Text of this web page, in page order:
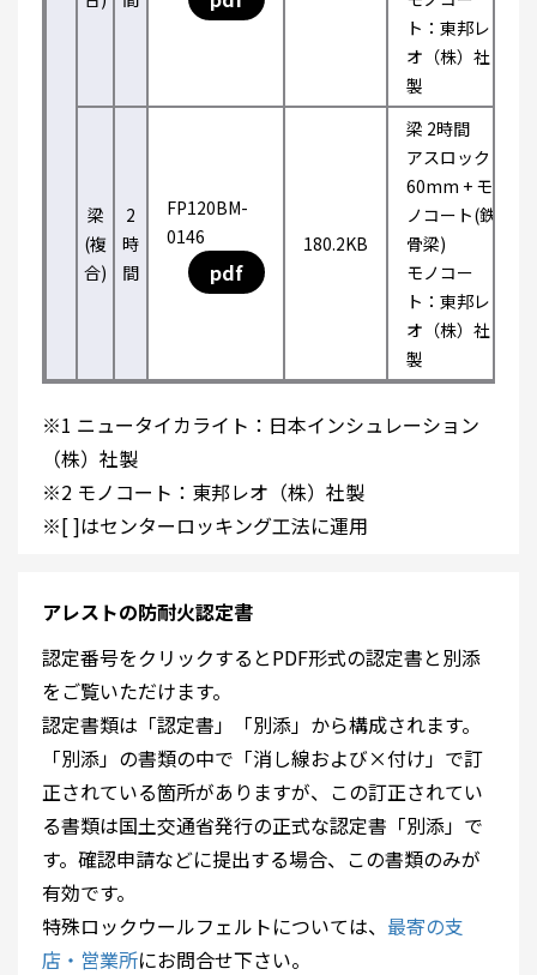
ト：東邦レ
オ（株）社
製
梁
(複
合)
2
時
間
FP120BM-
0146
pdf
180.2KB
梁 2時間
アスロック
60mm + モ
ノコート(鉄
骨梁)
モノコー
ト：東邦レ
オ（株）社
製
※1 ニュータイカライト：日本インシュレーション
（株）社製
※2 モノコート：東邦レオ（株）社製
※[ ]はセンターロッキング工法に運用
アレストの防耐火認定書
認定番号をクリックするとPDF形式の認定書と別添
をご覧いただけます。
認定書類は「認定書」「別添」から構成されます。
「別添」の書類の中で「消し線および×付け」で訂
正されている箇所がありますが、この訂正されてい
る書類は国土交通省発行の正式な認定書「別添」で
す。確認申請などに提出する場合、この書類のみが
有効です。
特殊ロックウールフェルトについては、 最寄の支
店・営業所にお問合せ下さい。